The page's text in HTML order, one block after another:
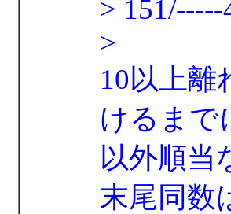
>
>
10以上
けるまで
以外順当
末尾同数